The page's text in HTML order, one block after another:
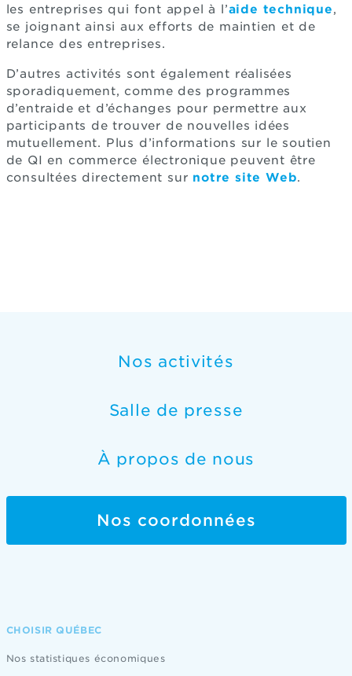
les entreprises qui font appel à l’aide technique,
se joignant ainsi aux efforts de maintien et de
relance des entreprises.
D’autres activités sont également réalisées
sporadiquement, comme des programmes
d’entraide et d’échanges pour permettre aux
participants de trouver de nouvelles idées
mutuellement. Plus d’informations sur le soutien
de QI en commerce électronique peuvent être
consultées directement sur notre site Web.
Nos activités
Salle de presse
À propos de nous
Nos coordonnées
CHOISIR QUÉBEC
Nos statistiques économiques